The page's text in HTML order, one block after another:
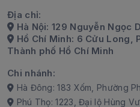
Địa chỉ:
Hà Nội: 129 Nguyễn Ngọc
Hồ Chí Minh: 6 Cửu Long,
Thành phố Hồ Chí Minh
Chi nhánh:
Hà Đông: 183 Xốm, Phường
Phú Thọ: 1223, Đại lộ Hùng